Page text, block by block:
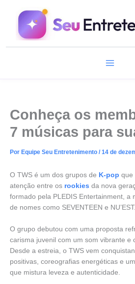
conteúdo
Conheça os
7 músicas para
Por Equipe Seu Entretenimento /14 de
O TWS é um dos grupos de K-pop que
atenção entre os rookies da nova
formado pela PLEDIS Entertainment, a
de nomes como SEVENTEEN e NU’EST.
O grupo debutou com uma proposta
carisma juvenil com um som vibrante e
Desde a estreia, o TWS vem
positivas, coreografias energéticas e
que mistura leveza e autenticidade.